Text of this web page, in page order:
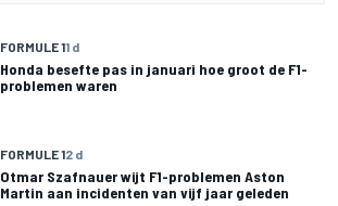
FORMULE 11 d
Honda besefte pas in januari hoe groot de F1-
problemen waren
FORMULE 12 d
Otmar Szafnauer wijt F1-problemen Aston
Martin aan incidenten van vijf jaar geleden